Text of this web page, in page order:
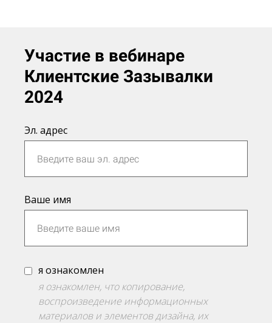
Участие в вебинаре
Клиентские Зазывалки
2024
Эл. адрес
Ваше имя
я ознакомлен
я ознакомлен, что копирование,
воспроизведение информационных
материалов и элементов дизайна, их